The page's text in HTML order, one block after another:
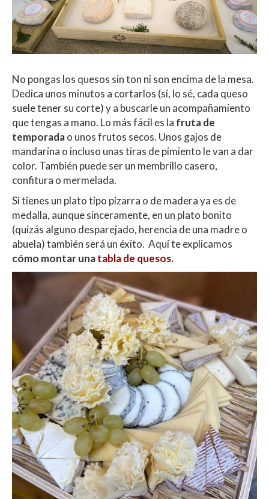
No pongas los quesos sin ton ni son encima de la mesa.
Dedica unos minutos a cortarlos (sí, lo sé, cada queso
suele tener su corte) y a buscarle un acompañamiento
que tengas a mano. Lo más fácil es la fruta de
temporadao unos frutos secos. Unos gajos de
mandarina o incluso unas tiras de pimiento le van a dar
color. También puede ser un membrillo casero,
confitura o mermelada.
Si tienes un plato tipo pizarra o de madera ya es de
medalla, aunque sinceramente, en un plato bonito
(quizás alguno desparejado, herencia de una madre o
abuela) también será un éxito. Aquí te explicamos
cómo montar unatabla de quesos.